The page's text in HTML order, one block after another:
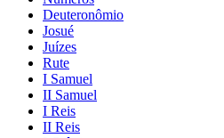
Deuteronômio
Josué
Juízes
Rute
I Samuel
II Samuel
I Reis
II Reis